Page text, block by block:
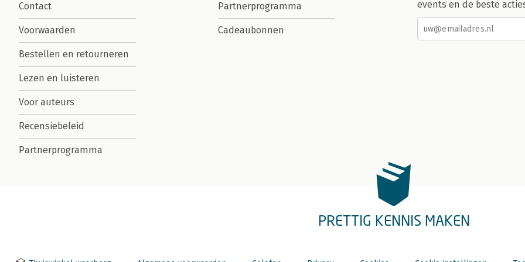
Contact
Voorwaarden
Bestellen en retourneren
Lezen en luisteren
Voor auteurs
Recensiebeleid
Partnerprogramma
Partnerprogramma
Cadeaubonnen
events en de beste
PRETTIG KENNIS MAKEN